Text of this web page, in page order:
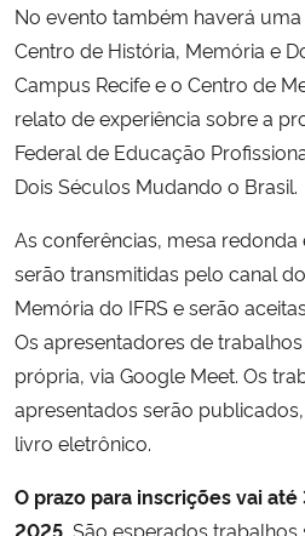
No evento também haverá
Centro de História, Memória e
Campus Recife e o Centro de
relato de experiência sobre a
Federal de Educação
Dois Séculos Mudando o Brasil.
As conferências, mesa redonda
serão transmitidas pelo canal
Memória do IFRS e serão
Os apresentadores de
própria, via Google Meet. Os
apresentados serão
livro eletrônico.
O prazo para inscrições vai
2025. São esperados